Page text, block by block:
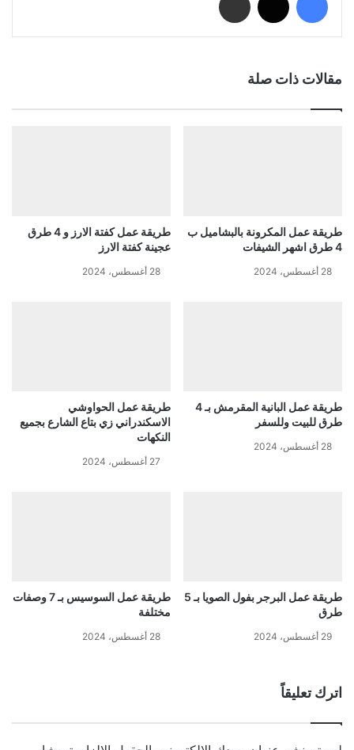
مقالات ذات صلة
طريقة عمل المكرونة بالبشاميل ب
4 طرق اشهر الشيفات
28 أغسطس، 2024
طريقة عمل كفتة الارز و 4 طرق
عجينة كفتة الارز
28 أغسطس، 2024
طريقة عمل البانية المقرمش بـ 4
طرق للبيت وللسفر
28 أغسطس، 2024
طريقة عمل الحواوشي
الاسكندراني زي بتاع الشارع بجميع
النكهات
27 أغسطس، 2024
طريقة عمل البرجر بفول الصويا بـ 5
طرق
29 أغسطس، 2024
طريقة عمل السوسيس بـ 7 وصفات
مختلفة
28 أغسطس، 2024
اترك تعليقاً